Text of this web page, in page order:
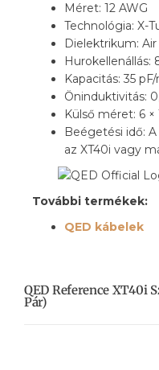
Méret: 12 AWG
Technológia: X-
Dielektrikum: Air
Hurokellenállás:
Kapacitás: 35
Öninduktivitás:
Külső méret: 6 ×
Beégetési idő:
az XT40i vagy
További termékek:
QED kábelek
QED Reference XT40i
Pár)